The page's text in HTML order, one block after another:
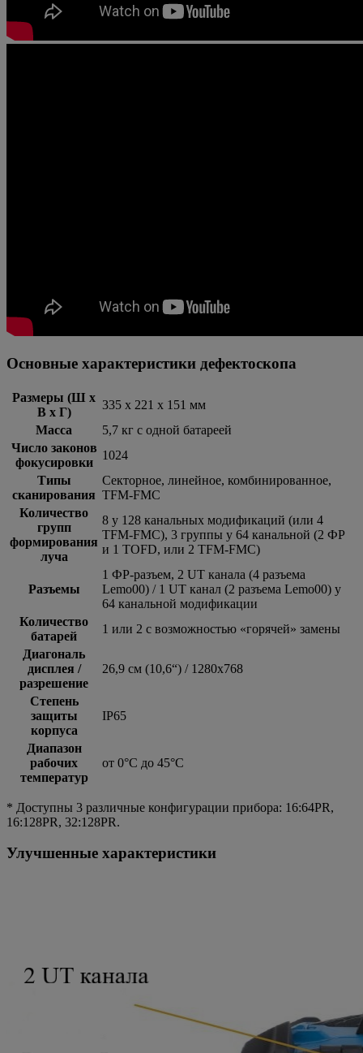
Основные характеристики дефектоскопа
Размеры (Ш x
В x Г)
335 х 221 х 151 мм
Масса
5,7 кг с одной батареей
Число законов
фокусировки
1024
Типы
сканирования
Секторное, линейное, комбинированное,
TFM-FMC
Количество
групп
формирования
луча
8 у 128 канальных модификаций (или 4
TFM-FMC), 3 группы у 64 канальной (2 ФР
и 1 TOFD, или 2 TFM-FMC)
Разъемы
1 ФР-разъем, 2 UT канала (4 разъема
Lemo00) / 1 UT канал (2 разъема Lemo00) у
64 канальной модификации
Количество
батарей
1 или 2 с возможностью «горячей» замены
Диагональ
дисплея /
разрешение
26,9 см (10,6“) / 1280х768
Степень
защиты
корпуса
IP65
Диапазон
рабочих
температур
от 0°C до 45°C
* Доступны 3 различные конфигурации прибора: 16:64PR,
16:128PR, 32:128PR.
Улучшенные характеристики